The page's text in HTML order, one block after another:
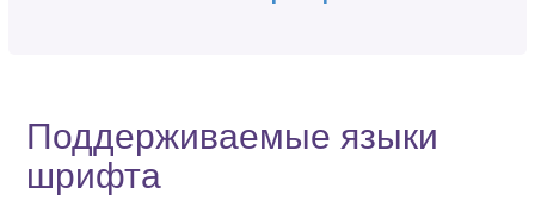
Поддерживаемые языки
шрифта